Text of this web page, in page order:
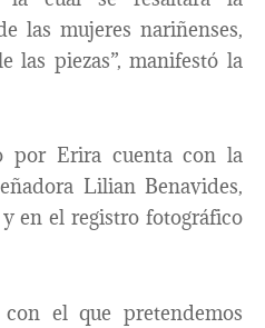
las mujeres nariñenses,
las piezas”, manifestó la
por Erira cuenta con la
Lilian Benavides,
en el registro fotográfico
el que pretendemos